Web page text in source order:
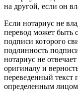
на другой, если он
Если нотариус не
перевод может быть
подписи которого
подлинность
нотариус не
оригиналу и
переведенный текст
определенным